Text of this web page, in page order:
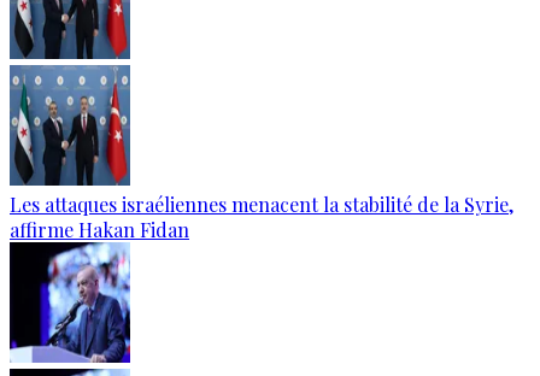
Les attaques israéliennes menacent la stabilité de la Syrie,
affirme Hakan Fidan